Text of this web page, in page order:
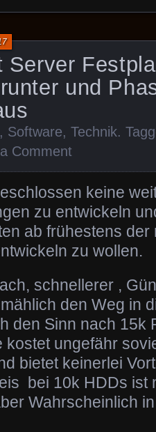
Server
und
, Software, Technik.
Comment
keine
zu entwickeln
ab frühestens
zu wollen.
schnellerer ,
den Weg in
den Sinn nach 15k
kostet ungefähr
bietet keinerlei
bei 10k HDDs ist
Wahrscheinlich